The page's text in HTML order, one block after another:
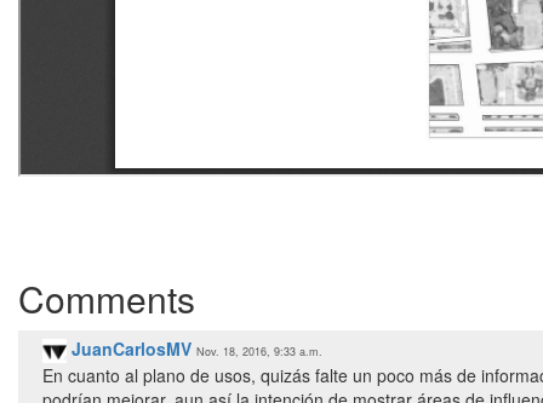
Comments
JuanCarlosMV Nov. 18, 2016, 9:33 a.m.
En cuanto al plano de usos, quizás falte un poco más de